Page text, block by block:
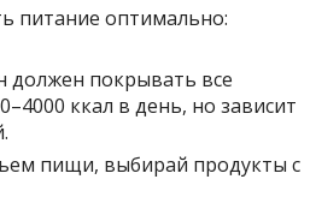
питание оптимально:
должен покрывать все
ккал в день, но зависит
пищи, выбирай продукты с